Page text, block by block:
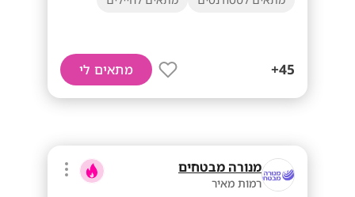
45+ מתאים לי
מנורה מבטחים
רמות מאיר